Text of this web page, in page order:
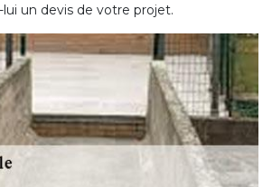
un devis de votre projet.